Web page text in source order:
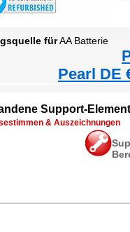
fürAA Batterie
Pearl DE
Support-
& Auszeichnungen